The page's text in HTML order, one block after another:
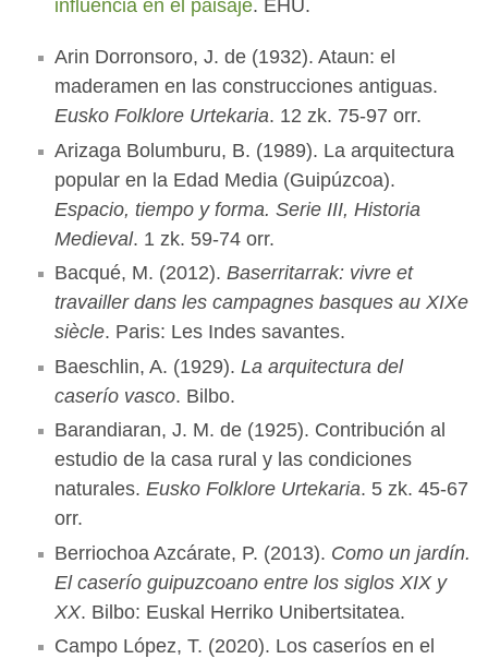
influencia en el paisaje. EHU.
Arin Dorronsoro, J. de (1932). Ataun: el
maderamen en las construcciones antiguas.
Eusko Folklore Urtekaria. 12 zk. 75-97 orr.
Arizaga Bolumburu, B. (1989). La arquitectura
popular en la Edad Media (Guipúzcoa).
Espacio, tiempo y forma. Serie III, Historia
Medieval. 1 zk. 59-74 orr.
Bacqué, M. (2012). Baserritarrak: vivre et
travailler dans les campagnes basques au XIXe
siècle. Paris: Les Indes savantes.
Baeschlin, A. (1929). La arquitectura del
caserío vasco. Bilbo.
Barandiaran, J. M. de (1925). Contribución al
estudio de la casa rural y las condiciones
naturales. Eusko Folklore Urtekaria. 5 zk. 45-67
orr.
Berriochoa Azcárate, P. (2013). Como un jardín.
El caserío guipuzcoano entre los siglos XIX y
XX. Bilbo: Euskal Herriko Unibertsitatea.
Campo López, T. (2020). Los caseríos en el